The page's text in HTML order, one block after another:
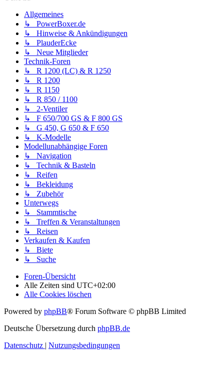
Allgemeines
↳ PowerBoxer.de
↳ Hinweise & Ankündigungen
↳ PlauderEcke
↳ Neue Mitglieder
Technik-Foren
↳ R 1200 (LC) & R 1250
↳ R 1200
↳ R 1150
↳ R 850 / 1100
↳ 2-Ventiler
↳ F 650/700 GS & F 800 GS
↳ G 450, G 650 & F 650
↳ K-Modelle
Modellunabhängige Foren
↳ Navigation
↳ Technik & Basteln
↳ Reifen
↳ Bekleidung
↳ Zubehör
Unterwegs
↳ Stammtische
↳ Treffen & Veranstaltungen
↳ Reisen
Verkaufen & Kaufen
↳ Biete
↳ Suche
Foren-Übersicht
Alle Zeiten sind UTC+02:00
Alle Cookies löschen
Powered by phpBB® Forum Software © phpBB Limited
Deutsche Übersetzung durch phpBB.de
Datenschutz
Nutzungsbedingungen